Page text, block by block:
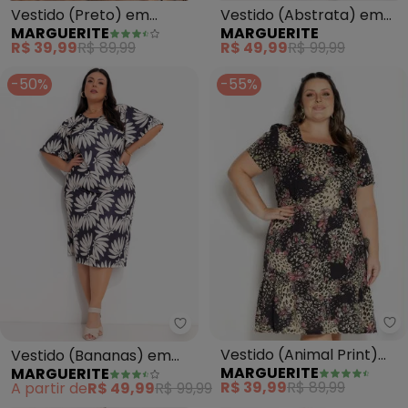
Vestido (Preto) em
Moletinho
MARGUERITE
R$ 39,99R$ 89,99
Vestido (Abstrata) em
Malha com Elastano
MARGUERITE
R$ 49,99R$ 99,99
-50%
Marguerite - Vestido
Vestido (Bananas) em
Jersey Acetinado
MARGUERITE
A partir deR$ 49,99R$ 99,99
-55%
Vestido (Animal Print)
com Babado Plus Size
MARGUERITE
R$ 39,99R$ 89,99